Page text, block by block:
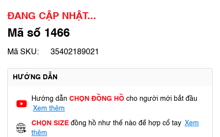
ĐANG CẬP NHẬT...
Mã số 1466
Mã SKU: 35402189021
HƯỚNG DẪN
Hướng dẫn CHỌN ĐỒNG HỒ cho người mới bắt đầu
Xem thêm
CHỌN SIZE đồng hồ như thế nào để hợp cổ tay Xem
thêm